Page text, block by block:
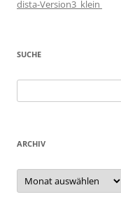
dista-Version3_klein
SUCHE
nach:
ARCHIV
Archiv